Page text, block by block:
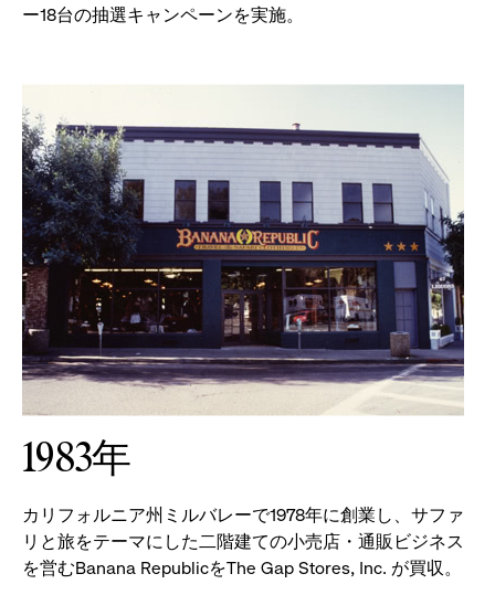
ー18台の抽選キャンペーンを実施。
1983年
カリフォルニア州ミルバレーで1978年に創業し、サファ
リと旅をテーマにした二階建ての小売店・通販ビジネス
を営むBanana RepublicをThe Gap Stores, Inc. が買収。